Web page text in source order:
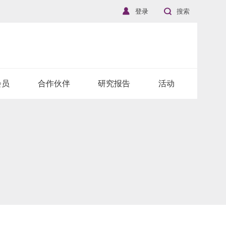
登录 搜索
合作伙伴 研究报告 活动